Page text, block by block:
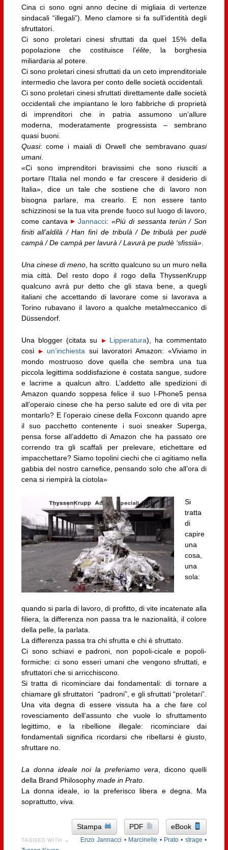
Cina ci sono ogni anno decine di migliaia di vertenze
sindacali “illegali”). Meno clamore si fa sull’identità degli
sfruttatori.
Ci sono proletari cinesi sfruttati da quel 15% della
popolazione che costituisce l’élite, la borghesia
miliardaria al potere.
Ci sono proletari cinesi sfruttati da un ceto imprenditoriale
intermedio che lavora per conto delle società occidentali.
Ci sono proletari cinesi sfruttati direttamente dalle società
occidentali che impiantano le loro fabbriche di proprietà
di imprenditori che in patria assumono un’allure
moderna, moderatamente progressista – sembrano
quasi buoni.
Quasi: come i maiali di Orwell che sembravanoquasi
umani.
«Ci sono imprenditori bravissimi che sono riusciti a
portare l’Italia nel mondo e far crescere il desiderio di
Italia», dice un tale che sostiene che di lavoro non
bisogna parlare, ma crearlo. E non essere tanto
schizzinosi se la tua vita prende fuoco sul luogo di lavoro,
come cantava
Jannacci:«Più di sessanta terùn / Son
finiti all’aldilà / Han finì de tribulà / De tribulà per pudè
campà / De campà per lavurà / Lavurà pe pudè ‘sfissià».
Una cinese di meno, ha scritto qualcuno su un muro nella
mia città. Del resto dopo il rogo della ThyssenKrupp
qualcuno avrà pur detto che gli stava bene, a quegli
italiani che accettando di lavorare come si lavorava a
Torino rubavano il lavoro a qualche metalmeccanico di
Düssendorf.
Una blogger (citata su Lipperatura), ha commentato
così
un’inchiesta sui lavoratori Amazon: «Viviamo in
mondo mostruoso dove quella che sembra una tua
piccola legittima soddisfazione è costata sangue, sudore
e lacrime a qualcun altro. L’addetto alle spedizioni di
Amazon quando soppesa felice il suo I-Phone5 pensa
all’operaio cinese che ha perso salute ed ore di vita per
montarlo? E l’operaio cinese della Foxconn quando apre
il suo pacchetto contenente i suoi sneaker Superga,
pensa forse all’addetto di Amazon che ha passato ore
correndo tra gli scaffali per prelevare, etichettare ed
impacchettare? Siamo topolini ciechi che ci agitiamo nella
gabbia del nostro carnefice, pensando solo che all’ora di
cena si riempirà la ciotola»
Si
tratta
di
capire
una
cosa,
una
sola:
quando si parla di lavoro, di profitto, di vite incatenate alla
filiera, la differenza non passa tra le nazionalità, il colore
della pelle, la parlata.
La differenza passa tra chi sfrutta e chi è sfruttato.
Ci sono schiavi e padroni, non popoli-cicale e popoli-
formiche: ci sono esseri umani che vengono sfruttati, e
sfruttatori che si arricchiscono.
Si tratta di ricominciare dai fondamentali: di tornare a
chiamare gli sfruttatori “padroni”, e gli sfruttati “proletari”.
Una vita degna di essere vissuta ha a che fare col
rovesciamento dell’assunto che vuole lo sfruttamento
legittimo, e la ribellione illegale: ricominciare dai
fondamentali significa ricordarsi che ribellarsi è giusto,
sfruttare no.
La donna ideale noi la preferiamo vera , dicono quelli
della Brand Philosophy made in Prato.
La donna ideale, io la preferisco libera e degna. Ma
soprattutto, viva
Stampa PDF eBook
TAGGED WITH → Enzo Jannacci • Marcinelle • Prato• strage •